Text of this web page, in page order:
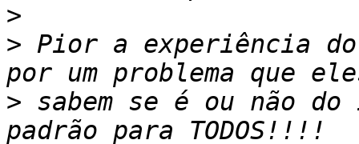
>
> Pior a experiência
> sabem se é ou não